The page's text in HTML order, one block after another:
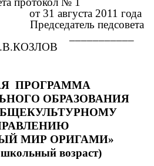
2011 года
педсовета
ПРОГРАММА
ОБРАЗОВАНИЯ
МИР ОРИГАМИ»
возраст)